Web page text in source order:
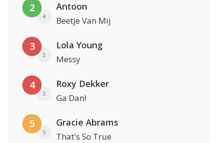
2
4
Antoon
Beetje Van Mij
3
2
Lola Young
Messy
4
3
Roxy Dekker
Ga Dan!
5
5
Gracie Abrams
That's So True